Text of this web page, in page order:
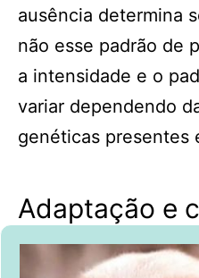
ausência determina
não esse padrão de
a intensidade e o
variar dependendo
genéticas presentes
Adaptação e